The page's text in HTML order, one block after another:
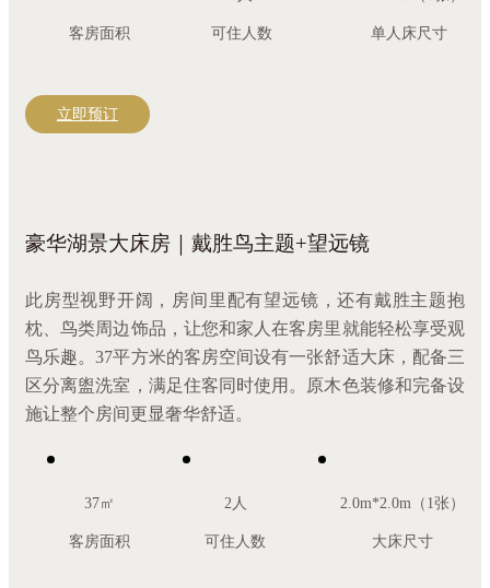
客房面积 可住人数 单人床尺寸
立即预订
豪华湖景大床房｜戴胜鸟主题+望远镜
此房型视野开阔，房间里配有望远镜，还有戴胜主题抱
枕、鸟类周边饰品，让您和家人在客房里就能轻松享受观
鸟乐趣。37平方米的客房空间设有一张舒适大床，配备三
区分离盥洗室，满足住客同时使用。原木色装修和完备设
施让整个房间更显奢华舒适。
37㎡
客房面积
2人
可住人数
2.0m*2.0m（1张）
大床尺寸